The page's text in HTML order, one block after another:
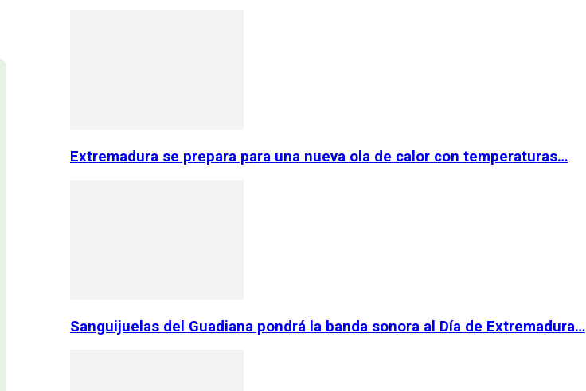
Extremadura se prepara para una nueva ola de calor con temperaturas…
Sanguijuelas del Guadiana pondrá la banda sonora al Día de Extremadura…